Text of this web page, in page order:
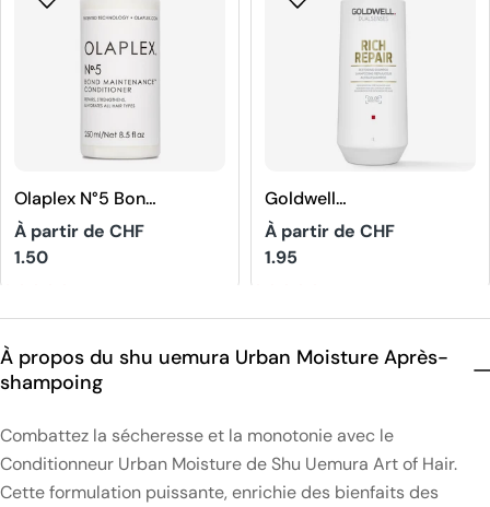
Olaplex N°5 Bond
Maintenance
Aprés-
shampoing
Prix
À partir de CHF
1.50
Goldwell
Dualsenses Rich
Repair
Shampooing
Prix
À partir de CHF
1.95
À propos du shu uemura Urban Moisture Après-
shampoing
Combattez la sécheresse et la monotonie avec le
Conditionneur Urban Moisture de Shu Uemura Art of Hair.
Cette formulation puissante, enrichie des bienfaits des